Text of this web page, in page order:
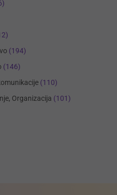
(194)
(146)
(110)
Organizacija (101)